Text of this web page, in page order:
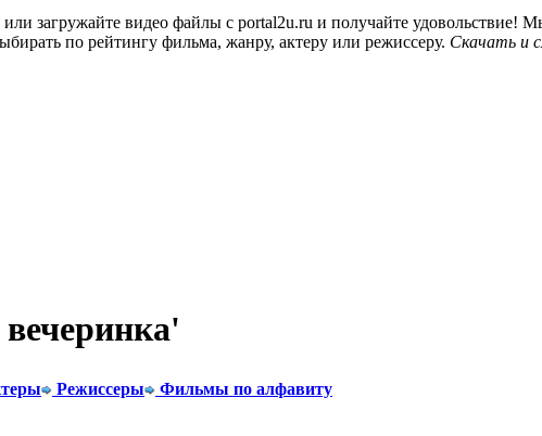
загружайте видео файлы с portal2u.ru и получайте
по рейтингу фильма, жанру, актеру или режиссеру. Скачать и
Режиссеры Фильмы по алфавиту